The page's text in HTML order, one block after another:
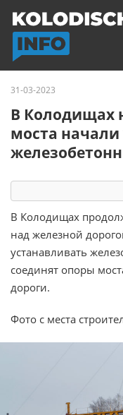
31-03-2023
В Колодищах
моста начали
В Колодищах
над железной
устанавливать
соединят опоры
дороги.
Фото с места